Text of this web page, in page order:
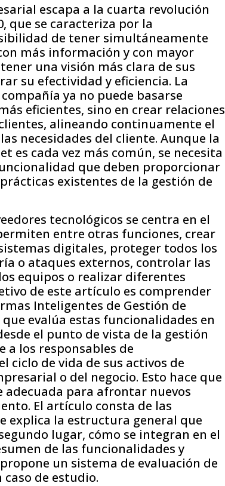
escapa a la cuarta revolución
que se caracteriza por la
de tener simultáneamente
más información y con mayor
una visión más clara de sus
su efectividad y eficiencia. La
ya no puede basarse
eficientes, sino en crear relaciones
alineando continuamente el
necesidades del cliente. Aunque la
es cada vez más común, se necesita
que deben proporcionar
existentes de la gestión de
tecnológicos se centra en el
entre otras funciones, crear
digitales, proteger todos los
o ataques externos, controlar las
equipos o realizar diferentes
de este artículo es comprender
Inteligentes de Gestión de
evalúa estas funcionalidades en
el punto de vista de la gestión
a los responsables de
de vida de sus activos de
o del negocio. Esto hace que
adecuada para afrontar nuevos
El artículo consta de las
explica la estructura general que
lugar, cómo se integran en el
de las funcionalidades y
un sistema de evaluación de
de estudio.